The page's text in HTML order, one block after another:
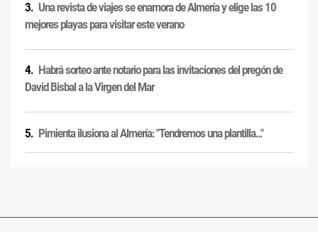
Una revista de viajes se enamora de Almería y elige las 10
mejores playas para visitar este verano
Habrá sorteo ante notario para las invitaciones del pregón de
David Bisbal a la Virgen del Mar
Pimienta ilusiona al Almería: "Tendremos una plantilla..."